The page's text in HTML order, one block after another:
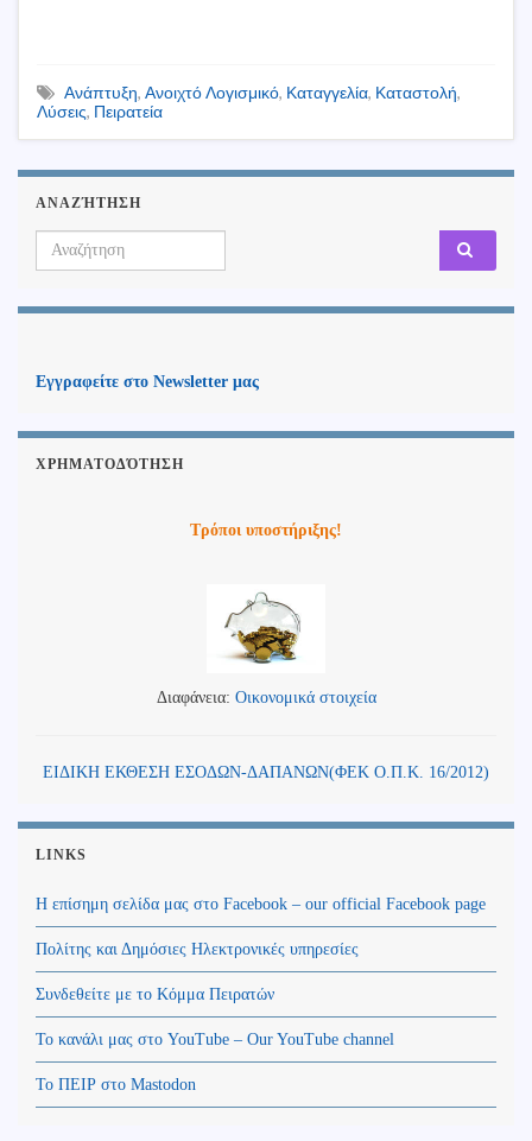
Ανάπτυξη, Ανοιχτό Λογισμικό, Καταγγελία, Καταστολή,
Λύσεις, Πειρατεία
ΑΝΑΖΉΤΗΣΗ
Search for:
Εγγραφείτε στο Newsletter μας
ΧΡΗΜΑΤΟΔΌΤΗΣΗ
Τρόποι υποστήριξης!
Διαφάνεια: Οικονομικά στοιχεία
ΕΙΔΙΚΗ ΕΚΘΕΣΗ ΕΣΟΔΩΝ-ΔΑΠΑΝΩΝ(ΦΕΚ Ο.Π.Κ. 16/2012)
LINKS
Η επίσημη σελίδα μας στο Facebook – our official Facebook page
Πολίτης και Δημόσιες Ηλεκτρονικές υπηρεσίες
Συνδεθείτε με το Κόμμα Πειρατών
Το κανάλι μας στο YouTube – Our YouTube channel
Το ΠΕΙΡ στο Mastodon